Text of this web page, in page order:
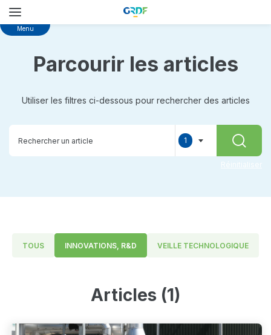
Skip
Menu
Parcourir les articles
Utiliser les filtres ci-dessous pour rechercher des articles
1
Réinitialiser
TOUS INNOVATIONS, R&D VEILLE TECHNOLOGIQUE
Articles (1)